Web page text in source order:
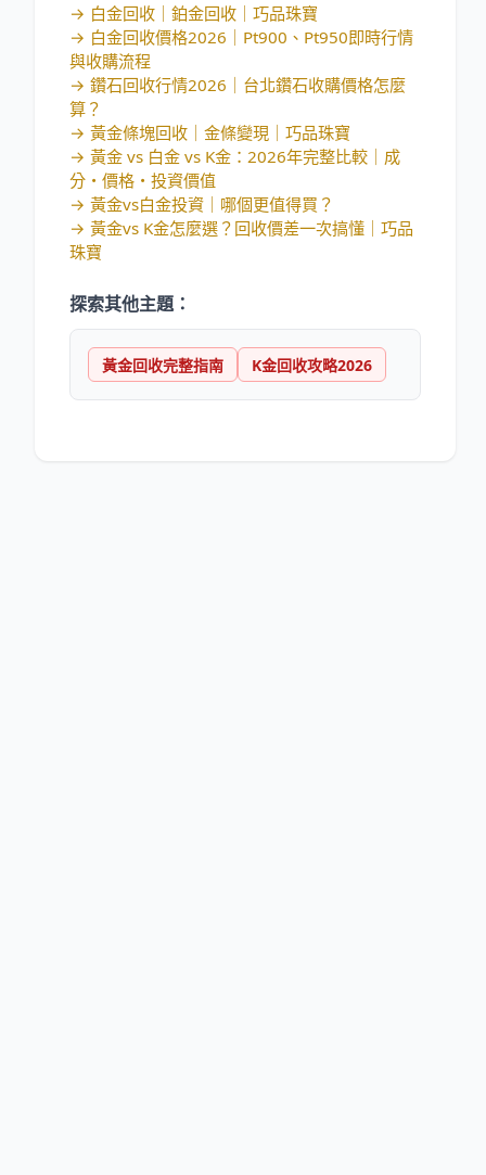
→ 白金回收｜鉑金回收｜巧品珠寶
→ 白金回收價格2026｜Pt900、Pt950即時行情
與收購流程
→ 鑽石回收行情2026｜台北鑽石收購價格怎麼
算？
→ 黃金條塊回收｜金條變現｜巧品珠寶
→ 黃金 vs 白金 vs K金：2026年完整比較｜成
分・價格・投資價值
→ 黃金vs白金投資｜哪個更值得買？
→ 黃金vs K金怎麼選？回收價差一次搞懂｜巧品
珠寶
探索其他主題：
黃金回收完整指南 K金回收攻略2026